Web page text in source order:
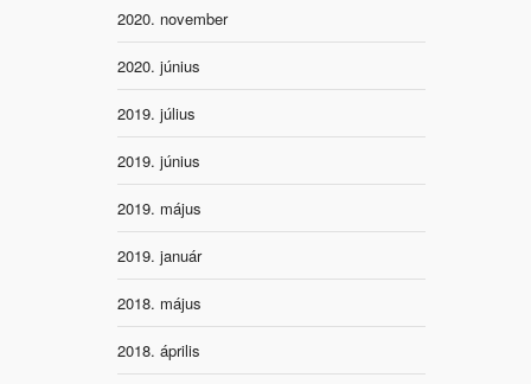
2020. november
2020. június
2019. július
2019. június
2019. május
2019. január
2018. május
2018. április